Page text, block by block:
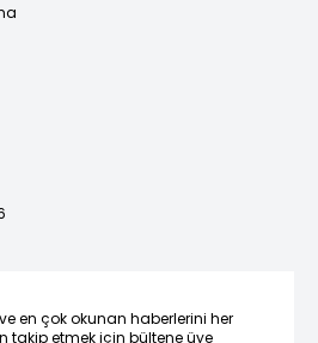
en çok okunan haberlerini her
takip etmek için bültene üye